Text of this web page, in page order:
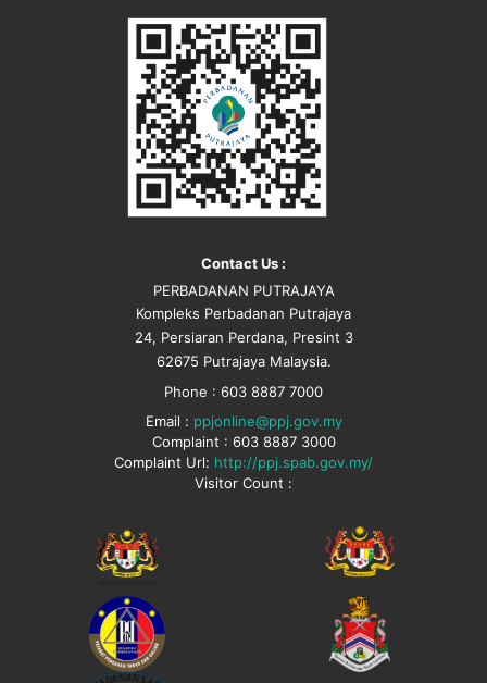
Contact Us :
PERBADANAN PUTRAJAYA
Kompleks Perbadanan Putrajaya
24, Persiaran Perdana, Presint 3
62675 Putrajaya Malaysia.
Phone : 603 8887 7000
Email : ppjonline@ppj.gov.my
Complaint : 603 8887 3000
Complaint Url: http://ppj.spab.gov.my/
Visitor Count :